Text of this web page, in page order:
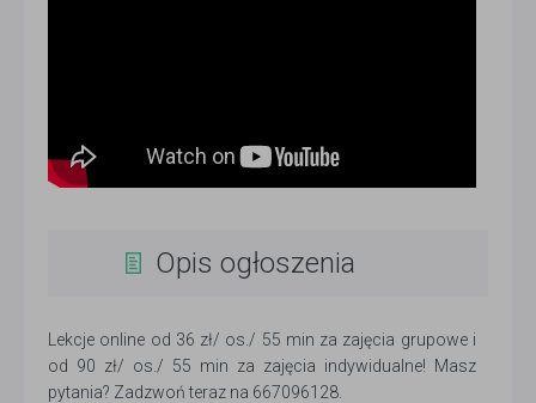
Opis ogłoszenia
Lekcje online od 36 zł/ os./ 55 min za zajęcia grupowe i
od 90 zł/ os./ 55 min za zajęcia indywidualne! Masz
pytania? Zadzwoń teraz na 667096128.